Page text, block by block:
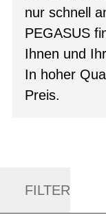
nur schnell
PEGASUS
Ihnen und
In hoher
Preis.
FILTER